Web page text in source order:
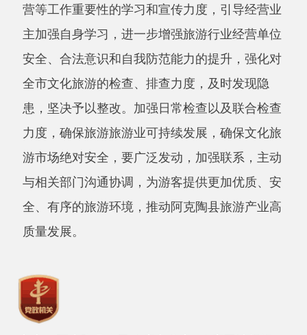
主办：阿克陶县人民政府办公室 政府网站标识
码：6530220001
承办：阿克陶县政务服务和数字发展中心 邮
地 址：新疆阿克陶县文化东路188号
法律声明
中国互联网举报中心
新公网安备65302202000102号
新ICP备
12003422号
关于我们